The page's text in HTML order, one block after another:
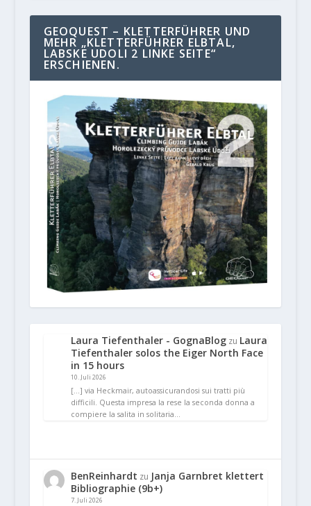
GEOQUEST – KLETTERFÜHRER UND
MEHR „KLETTERFÜHRER ELBTAL,
LABSKE UDOLI 2 LINKE SEITE“
ERSCHIENEN.
Laura Tiefenthaler - GognaBlogzu Laura
Tiefenthaler solos the Eiger North Face
in 15 hours
10. Juli 2026
[…] via Heckmair, autoassicurandosi sui tratti più
difficili. Questa impresa la rese la seconda donna a
compiere la salita in solitaria…
BenReinhardt zu Janja Garnbret klettert
Bibliographie (9b+)
7. Juli 2026